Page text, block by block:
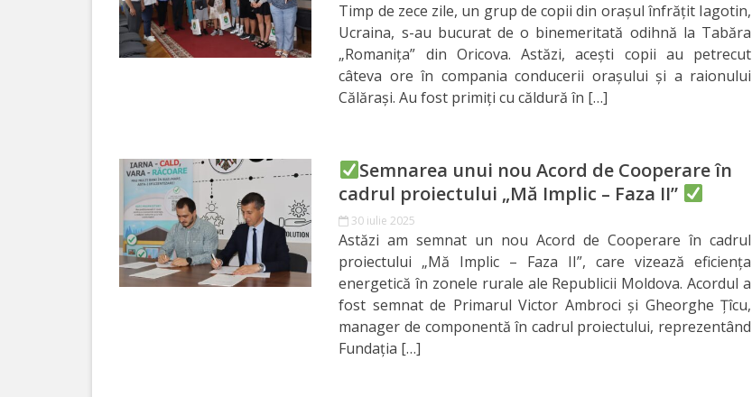
Aparatul
Primăriei
Timp de zece zile, un grup de copii din orașul înfrățit Iagotin,
Ucraina, s-au bucurat de o binemeritată odihnă la Tabăra
„Romanița” din Oricova. Astăzi, acești copii au petrecut
câteva ore în compania conducerii orașului și a raionului
Călărași. Au fost primiți cu căldură în […]
Semnarea unui nou Acord de Cooperare în
cadrul proiectului „Mă Implic – Faza II”
30 iulie 2025
Astăzi am semnat un nou Acord de Cooperare în cadrul
proiectului „Mă Implic – Faza II”, care vizează eficiența
energetică în zonele rurale ale Republicii Moldova. Acordul a
fost semnat de Primarul Victor Ambroci și Gheorghe Țîcu,
manager de componentă în cadrul proiectului, reprezentând
Fundația […]